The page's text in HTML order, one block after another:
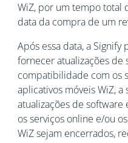
WiZ, por um tempo total
data da compra de um
Após essa data, a
fornecer atualizações de
compatibilidade com os
aplicativos móveis WiZ,
atualizações de
os serviços online e/ou
WiZ sejam encerrados,